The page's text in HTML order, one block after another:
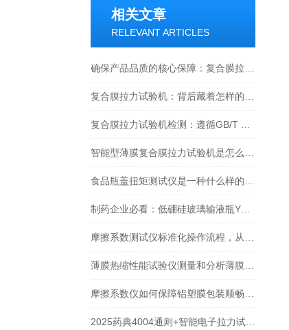
相关文章
RELEVANT ARTICLES